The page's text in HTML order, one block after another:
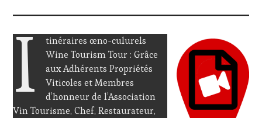
I
tinéraires œno-culurels
Wine Tourism Tour : Grâce
aux Adhérents Propriétés
Viticoles et Membres
d’honneur de l’Association
Vin Tourisme, Chef, Restaurateur,